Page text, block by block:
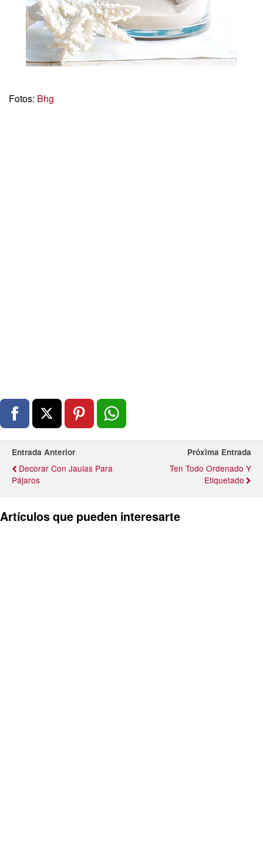
Fotos: Bhg
Entrada Anterior
Decorar Con Jaulas Para
Pájaros
Próxima Entrada
Ten Todo Ordenado Y
Etiquetado
Artículos que pueden interesarte